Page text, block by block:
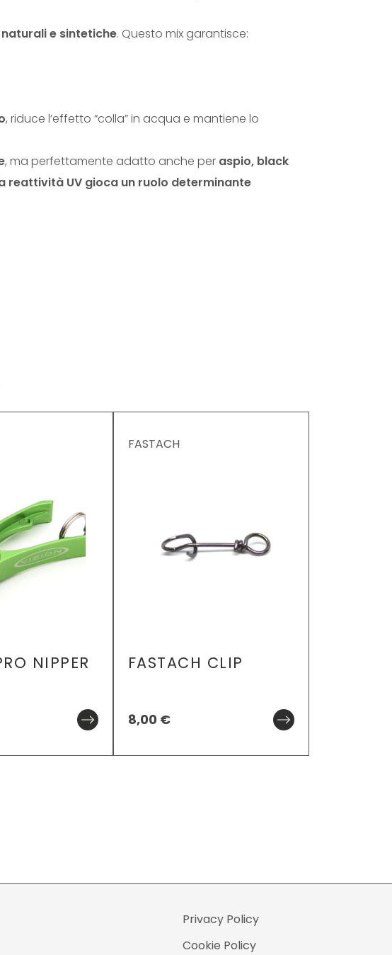
E
I
q
u
e sintetiche. Questo mix garantisce:
, riduce l’effetto “colla” in acqua e mantiene lo
, ma perfettamente adatto anche per aspio, black
reattività UV gioca un ruolo determinante
NIPPER
FASTACH
FASTACH CLIP
8,00 €
Privacy Policy
Cookie Policy